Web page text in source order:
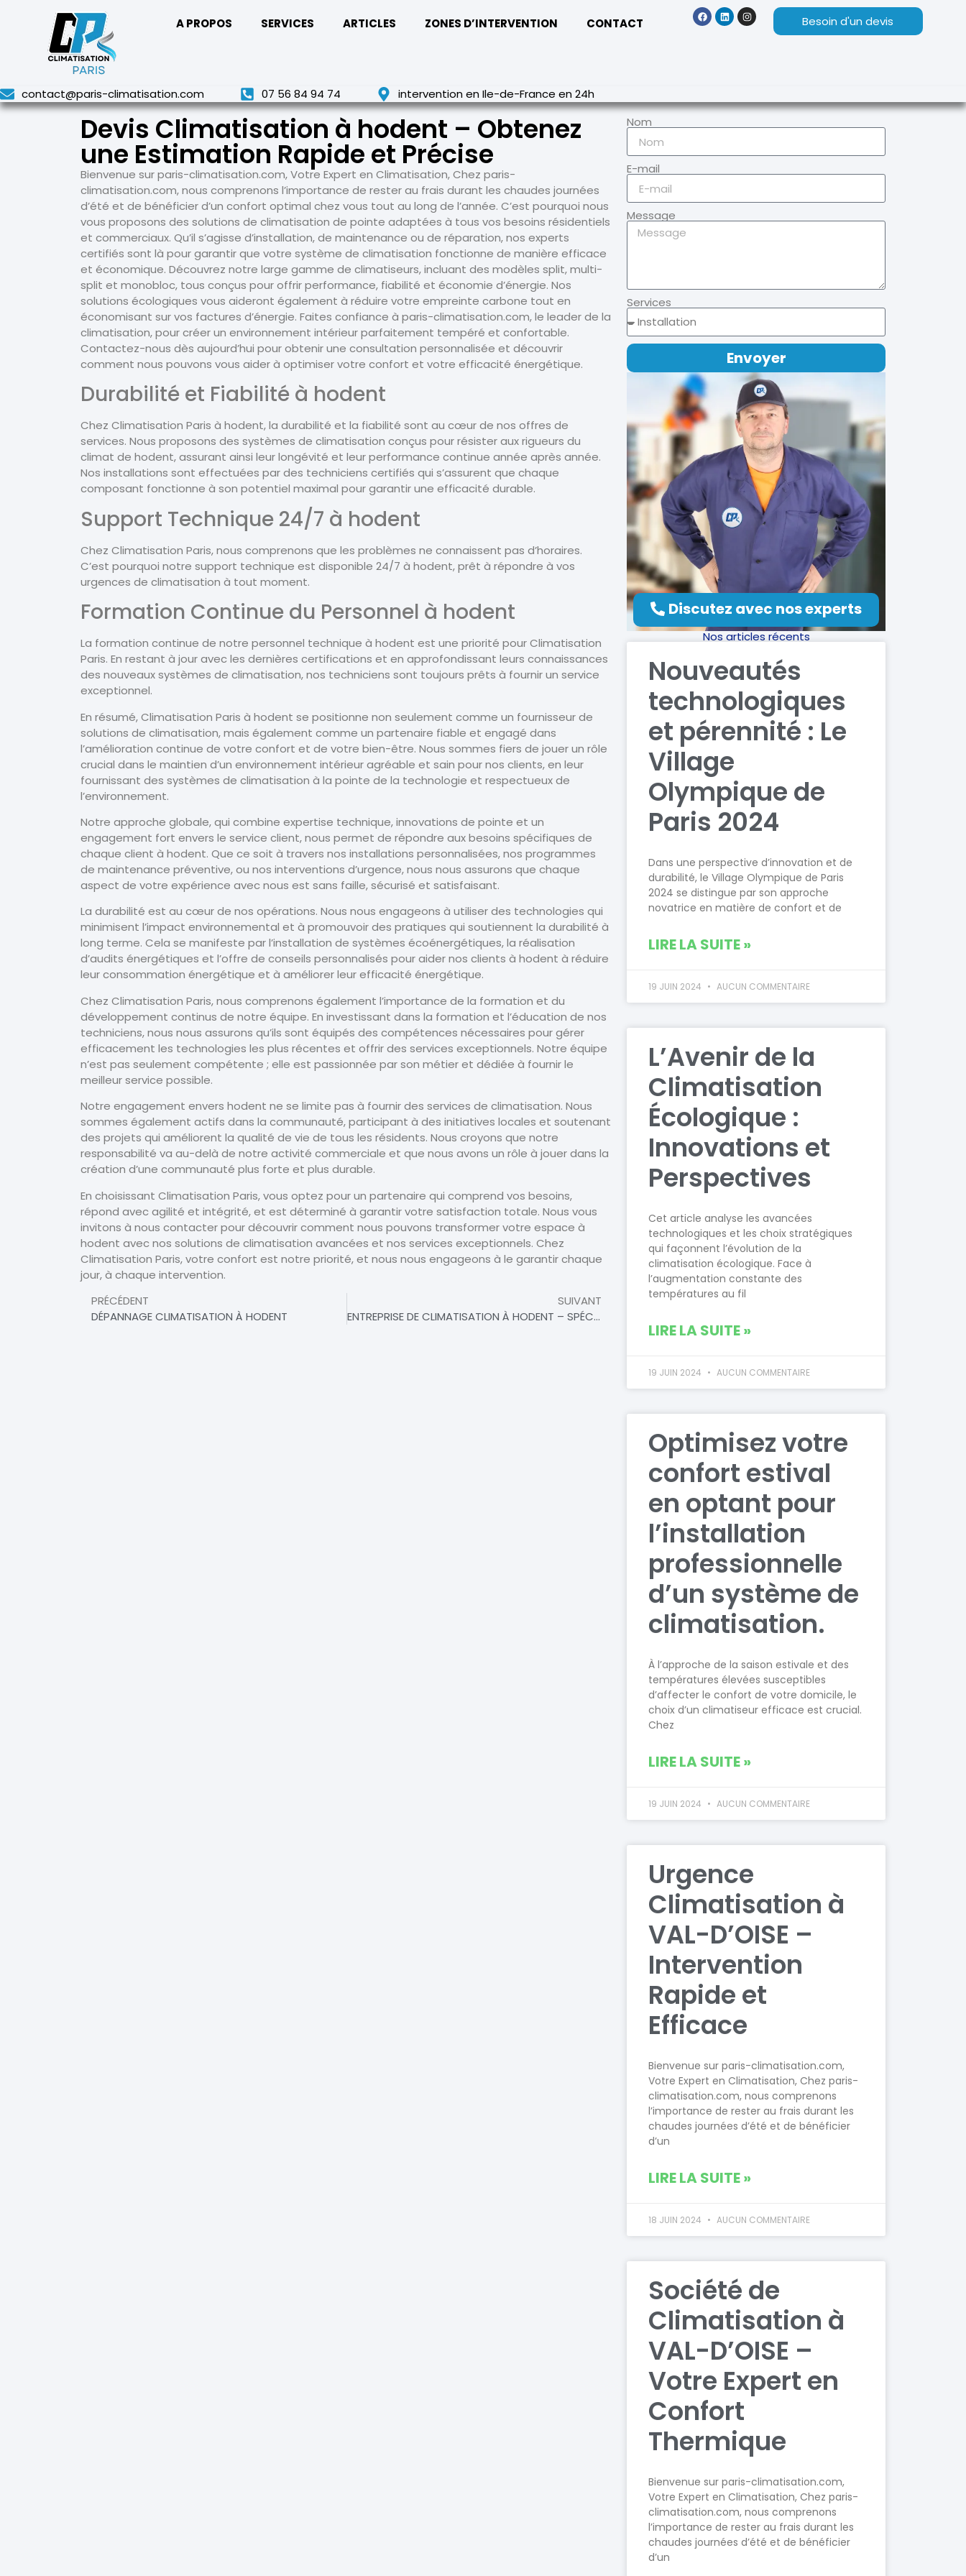
A PROPOS SERVICES ARTICLES ZONES D’INTERVENTION CONTACT Besoin d'un devis
contact@paris-climatisation.com 07 56 84 94 74
intervention en Ile-de-France en 24h
Nom
E-mail
Message
Services
Envoyer
Discutez avec nos experts
Nos articles récents
Nouveautés
technologiques
et pérennité : Le
Village
Olympique de
Paris 2024
Dans une perspective d’innovation et de
durabilité, le Village Olympique de Paris
2024 se distingue par son approche
novatrice en matière de confort et de
LIRE LA SUITE »
19 JUIN 2024 AUCUN COMMENTAIRE
L’Avenir de la
Climatisation
Écologique :
Innovations et
Perspectives
Cet article analyse les avancées
technologiques et les choix stratégiques
qui façonnent l’évolution de la
climatisation écologique. Face à
l’augmentation constante des
températures au fil
LIRE LA SUITE »
19 JUIN 2024 AUCUN COMMENTAIRE
Optimisez votre
confort estival
en optant pour
l’installation
professionnelle
d’un système de
climatisation.
À l’approche de la saison estivale et des
températures élevées susceptibles
d’affecter le confort de votre domicile, le
choix d’un climatiseur efficace est crucial.
Chez
LIRE LA SUITE »
19 JUIN 2024 AUCUN COMMENTAIRE
Urgence
Climatisation à
VAL-D’OISE –
Intervention
Rapide et
Efficace
Bienvenue sur paris-climatisation.com,
Votre Expert en Climatisation, Chez paris-
climatisation.com, nous comprenons
l’importance de rester au frais durant les
chaudes journées d’été et de bénéficier
d’un
LIRE LA SUITE »
18 JUIN 2024 AUCUN COMMENTAIRE
Société de
Climatisation à
VAL-D’OISE –
Votre Expert en
Confort
Thermique
Bienvenue sur paris-climatisation.com,
Votre Expert en Climatisation, Chez paris-
climatisation.com, nous comprenons
l’importance de rester au frais durant les
chaudes journées d’été et de bénéficier
d’un
Devis Climatisation à hodent – Obtenez
une Estimation Rapide et Précise
Bienvenue sur paris-climatisation.com, Votre Expert en Climatisation, Chez paris-
climatisation.com, nous comprenons l’importance de rester au frais durant les chaudes journées
d’été et de bénéficier d’un confort optimal chez vous tout au long de l’année. C’est pourquoi nous
vous proposons des solutions de climatisation de pointe adaptées à tous vos besoins résidentiels
et commerciaux. Qu’il s’agisse d’installation, de maintenance ou de réparation, nos experts
certifiés sont là pour garantir que votre système de climatisation fonctionne de manière efficace
et économique. Découvrez notre large gamme de climatiseurs, incluant des modèles split, multi-
split et monobloc, tous conçus pour offrir performance, fiabilité et économie d’énergie. Nos
solutions écologiques vous aideront également à réduire votre empreinte carbone tout en
économisant sur vos factures d’énergie. Faites confiance à paris-climatisation.com, le leader de la
climatisation, pour créer un environnement intérieur parfaitement tempéré et confortable.
Contactez-nous dès aujourd’hui pour obtenir une consultation personnalisée et découvrir
comment nous pouvons vous aider à optimiser votre confort et votre efficacité énergétique.
Durabilité et Fiabilité à hodent
Chez Climatisation Paris à hodent, la durabilité et la fiabilité sont au cœur de nos offres de
services. Nous proposons des systèmes de climatisation conçus pour résister aux rigueurs du
climat de hodent, assurant ainsi leur longévité et leur performance continue année après année.
Nos installations sont effectuées par des techniciens certifiés qui s’assurent que chaque
composant fonctionne à son potentiel maximal pour garantir une efficacité durable.
Support Technique 24/7 à hodent
Chez Climatisation Paris, nous comprenons que les problèmes ne connaissent pas d’horaires.
C’est pourquoi notre support technique est disponible 24/7 à hodent, prêt à répondre à vos
urgences de climatisation à tout moment.
Formation Continue du Personnel à hodent
La formation continue de notre personnel technique à hodent est une priorité pour Climatisation
Paris. En restant à jour avec les dernières certifications et en approfondissant leurs connaissances
des nouveaux systèmes de climatisation, nos techniciens sont toujours prêts à fournir un service
exceptionnel.
En résumé, Climatisation Paris à hodent se positionne non seulement comme un fournisseur de
solutions de climatisation, mais également comme un partenaire fiable et engagé dans
l’amélioration continue de votre confort et de votre bien-être. Nous sommes fiers de jouer un rôle
crucial dans le maintien d’un environnement intérieur agréable et sain pour nos clients, en leur
fournissant des systèmes de climatisation à la pointe de la technologie et respectueux de
l’environnement.
Notre approche globale, qui combine expertise technique, innovations de pointe et un
engagement fort envers le service client, nous permet de répondre aux besoins spécifiques de
chaque client à hodent. Que ce soit à travers nos installations personnalisées, nos programmes
de maintenance préventive, ou nos interventions d’urgence, nous nous assurons que chaque
aspect de votre expérience avec nous est sans faille, sécurisé et satisfaisant.
La durabilité est au cœur de nos opérations. Nous nous engageons à utiliser des technologies qui
minimisent l’impact environnemental et à promouvoir des pratiques qui soutiennent la durabilité à
long terme. Cela se manifeste par l’installation de systèmes écoénergétiques, la réalisation
d’audits énergétiques et l’offre de conseils personnalisés pour aider nos clients à hodent à réduire
leur consommation énergétique et à améliorer leur efficacité énergétique.
Chez Climatisation Paris, nous comprenons également l’importance de la formation et du
développement continus de notre équipe. En investissant dans la formation et l’éducation de nos
techniciens, nous nous assurons qu’ils sont équipés des compétences nécessaires pour gérer
efficacement les technologies les plus récentes et offrir des services exceptionnels. Notre équipe
n’est pas seulement compétente ; elle est passionnée par son métier et dédiée à fournir le
meilleur service possible.
Notre engagement envers hodent ne se limite pas à fournir des services de climatisation. Nous
sommes également actifs dans la communauté, participant à des initiatives locales et soutenant
des projets qui améliorent la qualité de vie de tous les résidents. Nous croyons que notre
responsabilité va au-delà de notre activité commerciale et que nous avons un rôle à jouer dans la
création d’une communauté plus forte et plus durable.
En choisissant Climatisation Paris, vous optez pour un partenaire qui comprend vos besoins,
répond avec agilité et intégrité, et est déterminé à garantir votre satisfaction totale. Nous vous
invitons à nous contacter pour découvrir comment nous pouvons transformer votre espace à
hodent avec nos solutions de climatisation avancées et nos services exceptionnels. Chez
Climatisation Paris, votre confort est notre priorité, et nous nous engageons à le garantir chaque
jour, à chaque intervention.
PRÉCÉDENT
DÉPANNAGE CLIMATISATION À HODENT
SUIVANT
ENTREPRISE DE CLIMATISATION À HODENT – SPÉCIALISTES DU CONFORT AMBIANT